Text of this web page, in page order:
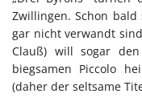
Zwillingen. Schon
gar nicht verwandt
Clauß) will sogar
biegsamen Piccolo
(daher der seltsame